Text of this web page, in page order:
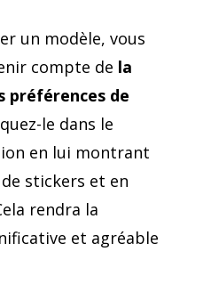
un modèle, vous
compte de la
préférences de
le dans le
en lui montrant
stickers et en
rendra la
et agréable